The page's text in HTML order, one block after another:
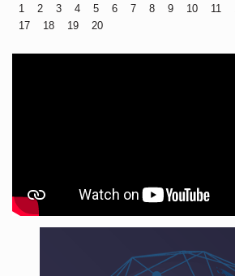
1 2 3 4 5 6 7 8 9 10 11
17
18 19 20